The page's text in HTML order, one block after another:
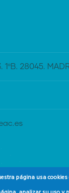
28045.
página usa